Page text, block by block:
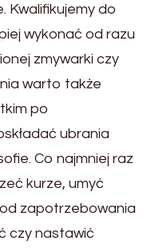
Kwalifikujemy do
wykonać od razu
zmywarki czy
warto także
po
ubrania
Co najmniej raz
kurze, umyć
zapotrzebowania
czy nastawić